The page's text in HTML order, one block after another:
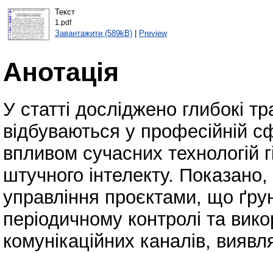
Текст
1.pdf
Завантажити (589kB)| Preview
Анотація
У статті досліджено глибокі
відбуваються у професійній
впливом сучасних технологій
штучного інтелекту.
управління проєктами, що
періодичному контролі та
комунікаційних каналів,